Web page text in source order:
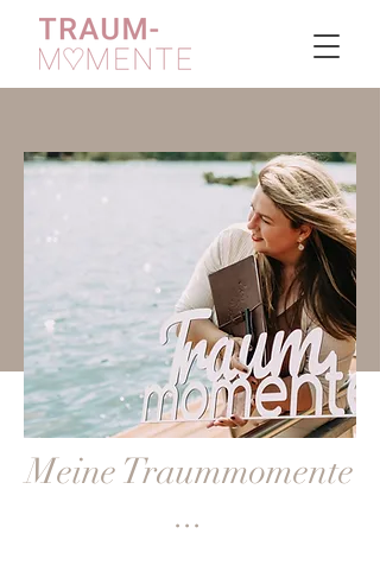
Meine Traummomente
...